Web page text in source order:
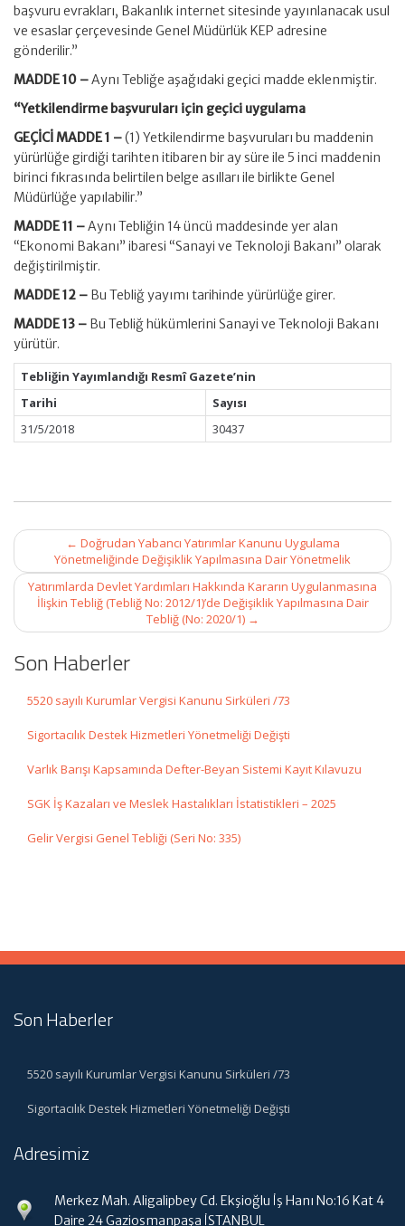
başvuru evrakları, Bakanlık internet sitesinde yayınlanacak usul
ve esaslar çerçevesinde Genel Müdürlük KEP adresine
gönderilir.”
MADDE 10 –Aynı Tebliğe aşağıdaki geçici madde eklenmiştir.
“Yetkilendirme başvuruları için geçici uygulama
GEÇİCİ MADDE 1 –(1) Yetkilendirme başvuruları bu maddenin
yürürlüğe girdiği tarihten itibaren bir ay süre ile 5 inci maddenin
birinci fıkrasında belirtilen belge asılları ile birlikte Genel
Müdürlüğe yapılabilir.”
MADDE 11 –Aynı Tebliğin 14 üncü maddesinde yer alan
“Ekonomi Bakanı” ibaresi “Sanayi ve Teknoloji Bakanı” olarak
değiştirilmiştir.
MADDE 12 – Bu Tebliğ yayımı tarihinde yürürlüğe girer.
MADDE 13 – Bu Tebliğ hükümlerini Sanayi ve Teknoloji Bakanı
yürütür.
Tebliğin Yayımlandığı Resmî Gazete’nin
Tarihi
Sayısı
31/5/2018
30437
Post
navigation
← Doğrudan Yabancı Yatırımlar Kanunu Uygulama
Yönetmeliğinde Değişiklik Yapılmasına Dair Yönetmelik
Yatırımlarda Devlet Yardımları Hakkında Kararın Uygulanmasına
İlişkin Tebliğ (Tebliğ No: 2012/1)’de Değişiklik Yapılmasına Dair
Tebliğ (No: 2020/1) →
Son Haberler
5520 sayılı Kurumlar Vergisi Kanunu Sirküleri /73
Sigortacılık Destek Hizmetleri Yönetmeliği Değişti
Varlık Barışı Kapsamında Defter-Beyan Sistemi Kayıt Kılavuzu
SGK İş Kazaları ve Meslek Hastalıkları İstatistikleri – 2025
Gelir Vergisi Genel Tebliği (Seri No: 335)
Son Haberler
5520 sayılı Kurumlar Vergisi Kanunu Sirküleri /73
Sigortacılık Destek Hizmetleri Yönetmeliği Değişti
Adresimiz
Merkez Mah. Aligalipbey Cd. Ekşioğlu İş Hanı No:16 Kat 4
Daire 24 Gaziosmanpaşa İSTANBUL